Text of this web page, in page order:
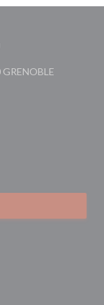
numa nova janela))
((abre numa nova